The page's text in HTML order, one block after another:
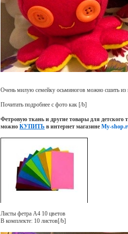
Очень милую семейку осьминогов можно сшить из
Почитать подробнее с фото как [/b]
Фетровую ткань и другие товары для детского
можноКУПИТЬ в интернет магазинеMy-
Листы фетра А4 10 цветов
В комплекте: 10 листов[/b]